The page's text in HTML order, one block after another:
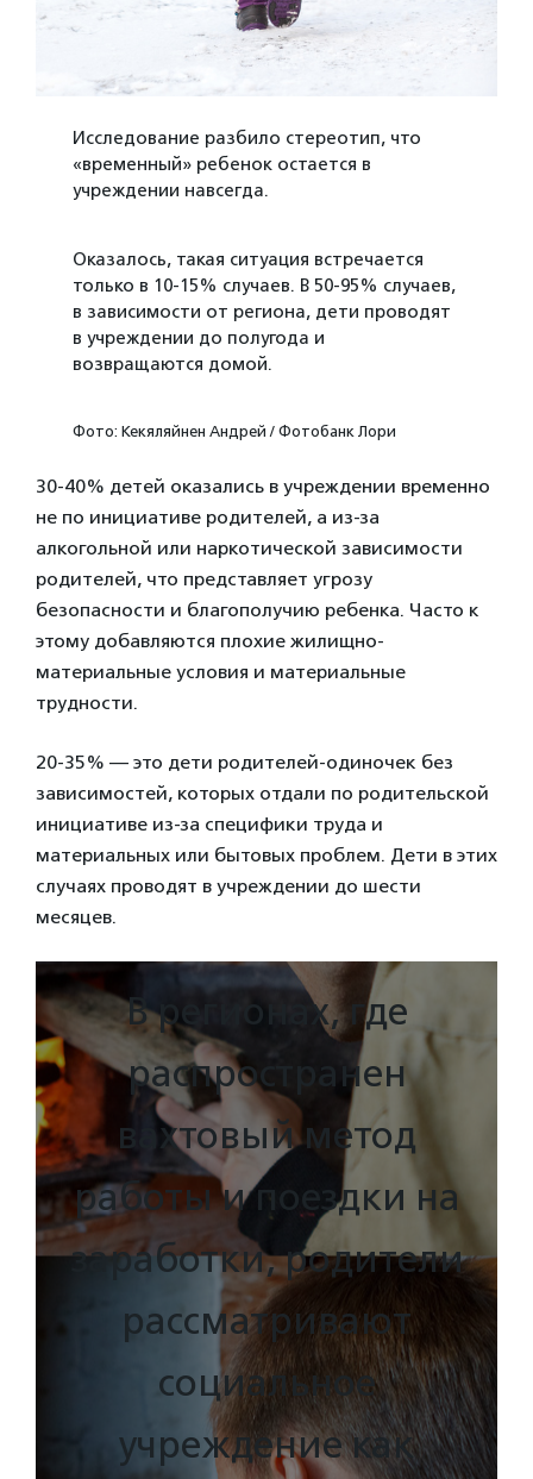
Исследование разбило стереотип, что
«временный» ребенок остается в
учреждении навсегда.
Оказалось, такая ситуация встречается
только в 10-15% случаев. В 50-95% случаев,
в зависимости от региона, дети проводят
в учреждении до полугода и
возвращаются домой.
Фото: Кекяляйнен Андрей / Фотобанк Лори
30-40% детей оказались в учреждении временно
не по инициативе родителей, а из-за
алкогольной или наркотической зависимости
родителей, что представляет угрозу
безопасности и благополучию ребенка. Часто к
этому добавляются плохие жилищно-
материальные условия и материальные
трудности.
20-35% — это дети родителей-одиночек без
зависимостей, которых отдали по родительской
инициативе из-за специфики труда и
материальных или бытовых проблем. Дети в этих
случаях проводят в учреждении до шести
месяцев.
В регионах, где
распространен
вахтовый метод
работы и поездки на
заработки, родители
рассматривают
социальное
учреждение как